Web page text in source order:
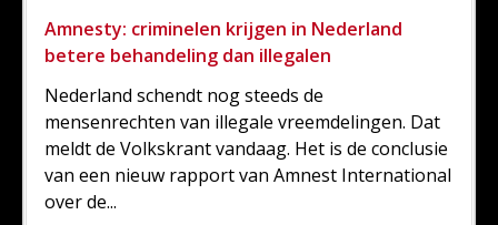
Amnesty: criminelen krijgen in Nederland
betere behandeling dan illegalen
Nederland schendt nog steeds de
mensenrechten van illegale vreemdelingen. Dat
meldt de Volkskrant vandaag. Het is de conclusie
van een nieuw rapport van Amnest International
over de...